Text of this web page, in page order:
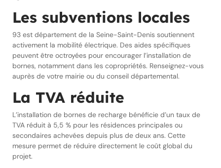
Les subventions locales
93 est département de la Seine-Saint-Denis soutiennent
activement la mobilité électrique. Des aides spécifiques
peuvent être octroyées pour encourager l’installation de
bornes, notamment dans les copropriétés. Renseignez-vous
auprès de votre mairie ou du conseil départemental.
La TVA réduite
L’installation de bornes de recharge bénéficie d’un taux de
TVA réduit à 5,5 % pour les résidences principales ou
secondaires achevées depuis plus de deux ans. Cette
mesure permet de réduire directement le coût global du
projet.